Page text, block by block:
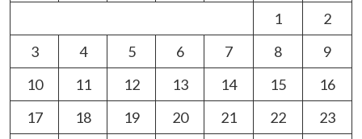
1
2
3
4 5 6 7 8
9
10
11 12 13 14 15
16
17
18 19 20 21 22
23